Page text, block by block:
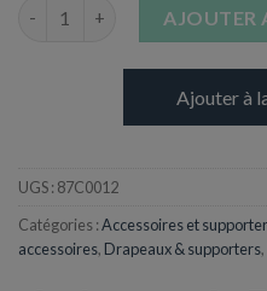
AJOUTER
Ajouter à
UGS : 87C0012
Catégories :Accessoires et
accessoires, Drapeaux & supporters,